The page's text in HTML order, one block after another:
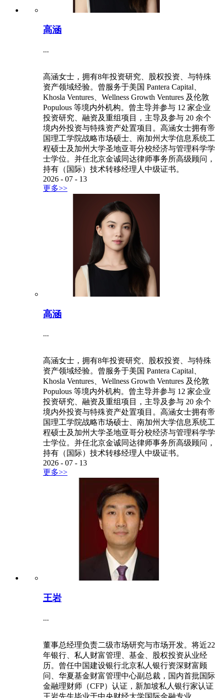
高涵
...
高涵女士，拥有8年投资研究、股权投资、与特殊
资产领域经验。曾服务于美国 Pantera Capital、
Khosla Ventures、Wellness Growth Ventures 及伦敦
Populous 等境内外机构。曾主导并参与 12 家企业
投资研究、融资及重组项目，主导及参与 20 余个
境内外投资与特殊资产处置项目。高涵女士拥有帝
国理工学院战略市场硕士、南加州大学信息系统工
程硕士及加州大学圣地亚哥分校经济与管理科学学
士学位。并任北京金诚同达律师事务所高级顾问，
持有（国际）技术转移经理人中级证书。
2026 - 07 - 13
更多>>
高涵
...
高涵女士，拥有8年投资研究、股权投资、与特殊
资产领域经验。曾服务于美国 Pantera Capital、
Khosla Ventures、Wellness Growth Ventures 及伦敦
Populous 等境内外机构。曾主导并参与 12 家企业
投资研究、融资及重组项目，主导及参与 20 余个
境内外投资与特殊资产处置项目。高涵女士拥有帝
国理工学院战略市场硕士、南加州大学信息系统工
程硕士及加州大学圣地亚哥分校经济与管理科学学
士学位。并任北京金诚同达律师事务所高级顾问，
持有（国际）技术转移经理人中级证书。
2026 - 07 - 13
更多>>
王岩
...
董事总经理负责二级市场研究与市场开发。将近22
年银行、私人财富管理、基金、股权投资从业经
历。曾任中国建设银行北京私人银行资深财富顾
问、华夏基金财富管理中心副总裁，国内首批国际
金融理财师（CFP）认证，新加坡私人银行家认证
王岩先生毕业于中央财经大学国际金融专业